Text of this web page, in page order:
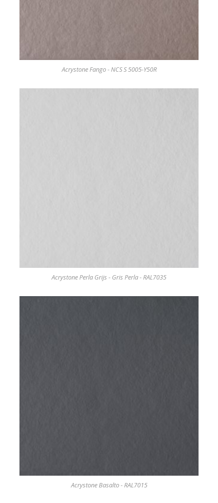
Acrystone Fango - NCS S 5005-Y50R
Acrystone Perla Grijs - Gris Perla - RAL7035
Acrystone Basalto - RAL7015